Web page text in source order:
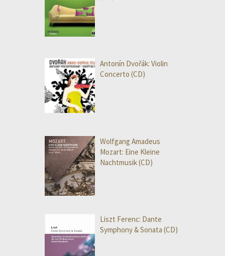
Antonín Dvořák: Violin
Concerto (CD)
Wolfgang Amadeus
Mozart: Eine Kleine
Nachtmusik (CD)
Liszt Ferenc: Dante
Symphony & Sonata (CD)